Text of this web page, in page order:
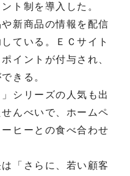
ト制を導入した。
新商品の情報を配信
ている。ＥＣサイト
イントが付与され、
きる。
シリーズの人気も出
んべいで、ホームペ
ヒーとの食べ合わせ
「さらに、若い顧客